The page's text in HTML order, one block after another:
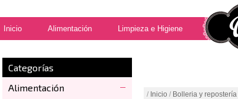
Inicio Alimentación Limpieza e Higiene
Categorías
Alimentación
/ Inicio / Bolleria y repostería